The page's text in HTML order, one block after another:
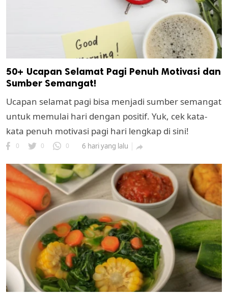
50+ Ucapan Selamat Pagi Penuh Motivasi dan
Sumber Semangat!
Ucapan selamat pagi bisa menjadi sumber semangat
untuk memulai hari dengan positif. Yuk, cek kata-
kata penuh motivasi pagi hari lengkap di sini!
0 0 0 6 hari yang lalu 